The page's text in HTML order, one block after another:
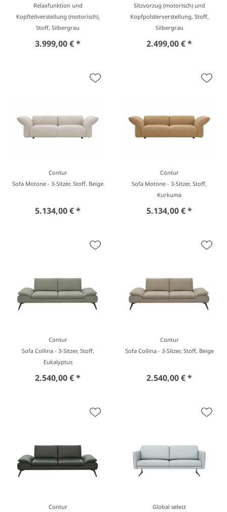
Relaxfunktion und
Kopfteilverstellung (motorisch),
Stoff, Silbergrau
3.999,00 € *
Sitzvorzug (motorisch) und
Kopfpolsterverstellung, Stoff,
Silbergrau
2.499,00 € *
Contur
Sofa Motone - 3-Sitzer, Stoff, Beige
5.134,00 € *
Contur
Sofa Motone - 3-Sitzer, Stoff,
Kurkuma
5.134,00 € *
Contur
Sofa Collina - 3-Sitzer, Stoff,
Eukalyptus
2.540,00 € *
Contur
Sofa Collina - 3-Sitzer, Stoff, Beige
2.540,00 € *
Contur Global select